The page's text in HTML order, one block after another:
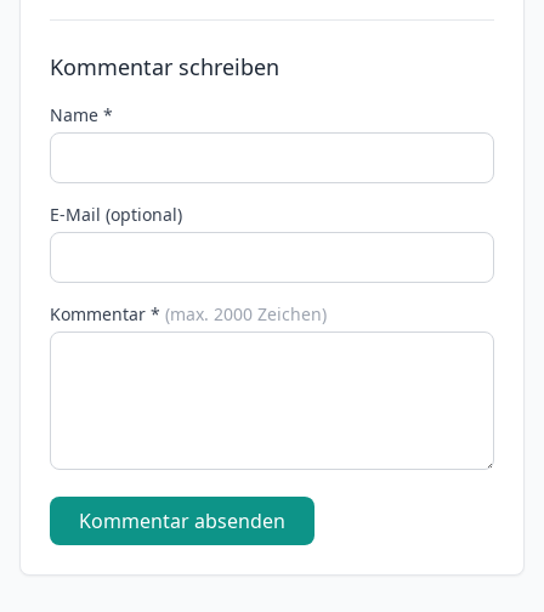
Kommentar schreiben
Name *
E-Mail (optional)
Kommentar * (max. 2000 Zeichen)
Kommentar absenden